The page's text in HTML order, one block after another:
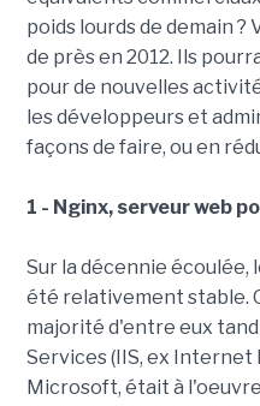
poids lourds de demain
de près en 2012. Ils
pour de nouvelles
les développeurs et
façons de faire, ou en
1 - Nginx, serveur web
Sur la décennie écoulée,
été relativement stable.
majorité d'entre eux
Services (IIS, ex
Microsoft, était à